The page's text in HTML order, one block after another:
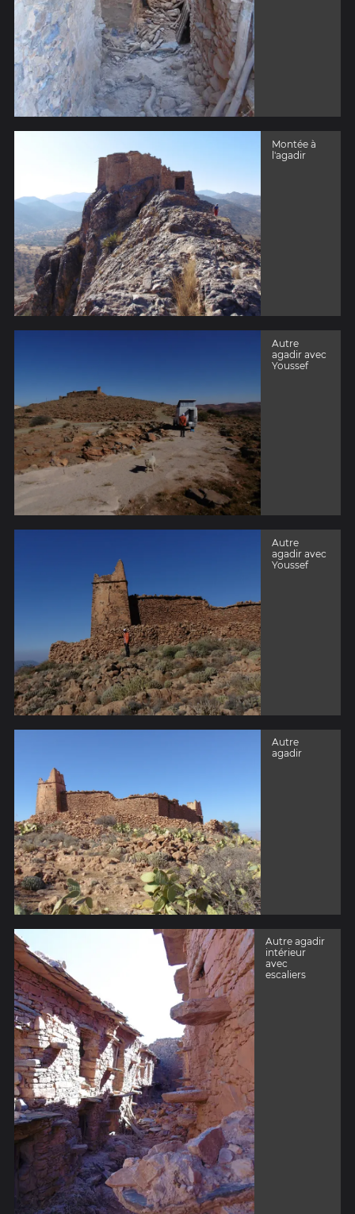
Montée à
l'agadir
Autre
agadir avec
Youssef
Autre
agadir avec
Youssef
Autre
agadir
Autre agadir
intérieur
avec
escaliers